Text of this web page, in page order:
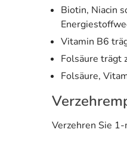
Biotin, Niacin
Vitamin B6
Folsäure trägt
Folsäure,
Verzehren Sie